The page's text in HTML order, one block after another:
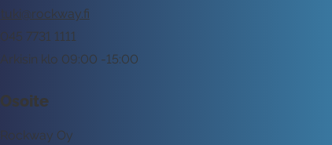
tuki@rockway.fi
Arkisin klo 09:00 -15:00
045 7731 1111
Osoite
Rockway Oy